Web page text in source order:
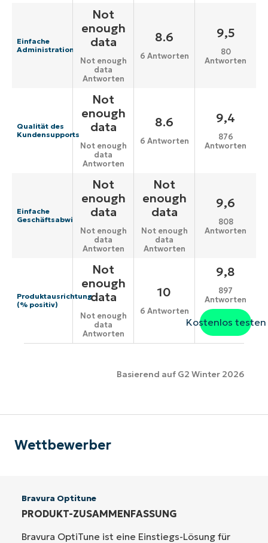
Einfache
Administration
Not
enough
data
Not enough
data
Antworten
8.6
6 Antworten
9,5
80
Antworten
Qualität des
Kundensupports
Not
enough
data
Not enough
data
Antworten
8.6
6 Antworten
9,4
876
Antworten
Einfache
Geschäftsabwicklung
Not
enough
data
Not enough
data
Antworten
Not
enough
data
Not enough
data
Antworten
9,6
808
Antworten
Produktausrichtung
(% positiv)
Not
enough
data
Not enough
data
Antworten
10
6 Antworten
9,8
897
Antworten
Kostenlos testen
Basierend auf G2 Winter 2026
Wettbewerber
Bravura Optitune
PRODUKT-ZUSAMMENFASSUNG
Bravura OptiTune ist eine Einstiegs-Lösung für